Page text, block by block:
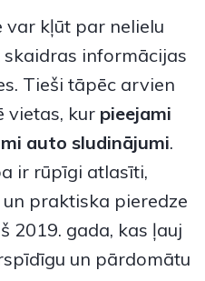
var kļūt par nelielu
informācijas
Tieši tāpēc arvien
vietas, kur pieejami
auto sludinājumi.
ir rūpīgi atlasīti,
praktiska pieredze
2019. gada, kas ļauj
un pārdomātu